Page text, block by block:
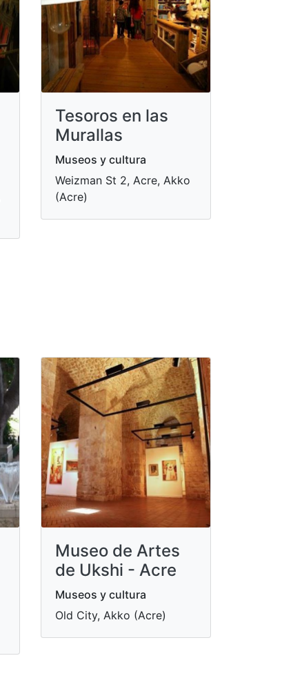
Tesoros en las
Murallas
Museos y cultura
Weizman St 2, Acre, Akko
(Acre)
Museo de Artes
de Ukshi - Acre
Museos y cultura
Old City, Akko (Acre)